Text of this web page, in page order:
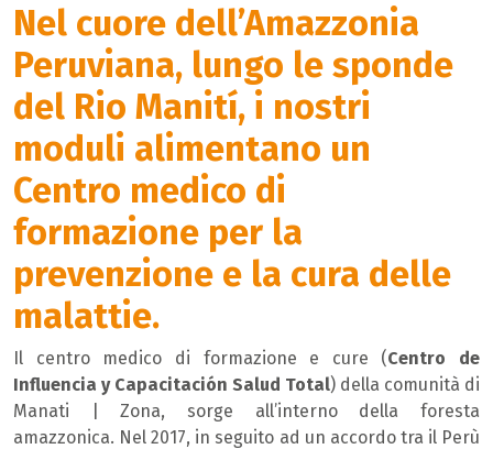
Nel cuore dell’Amazzonia
Peruviana, lungo le sponde
del Rio Manití, i nostri
moduli alimentano un
Centro medico di
formazione per la
prevenzione e la cura delle
malattie.
Il centro medico di formazione e cure (Centro de
Influencia y Capacitación Salud Total) della comunità di
Manati | Zona, sorge all’interno della foresta
amazzonica. Nel 2017, in seguito ad un accordo tra il Perù